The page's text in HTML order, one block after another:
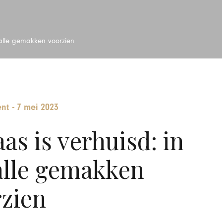
gemakken voorzien
- 7 mei 2023
is verhuisd: in
gemakken